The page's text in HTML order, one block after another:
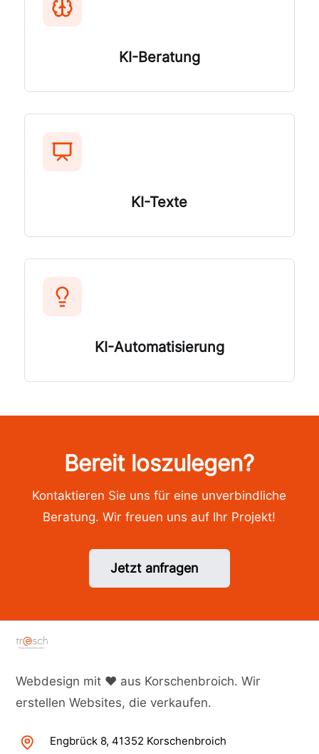
KI-Beratung
KI-Texte
KI-Automatisierung
Bereit loszulegen?
Kontaktieren Sie uns für eine unverbindliche
Beratung. Wir freuen uns auf Ihr Projekt!
Jetzt anfragen
Webdesign mit ♥ aus Korschenbroich. Wir
erstellen Websites, die verkaufen.
Engbrück 8, 41352 Korschenbroich